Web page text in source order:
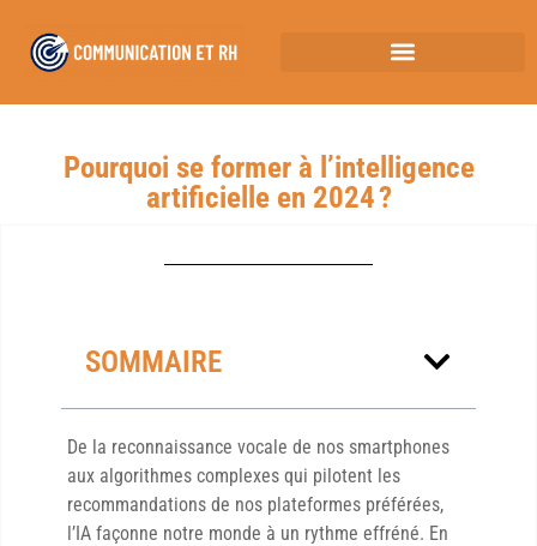
Pourquoi se former à l’intelligence
artificielle en 2024 ?
SOMMAIRE
De la reconnaissance vocale de nos smartphones
aux algorithmes complexes qui pilotent les
recommandations de nos plateformes préférées,
l’IA façonne notre monde à un rythme effréné. En